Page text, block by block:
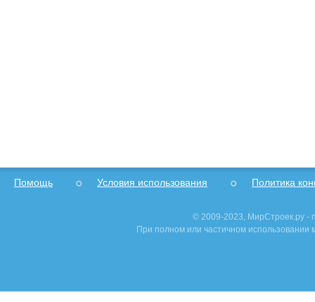
Помощь Условия использования Политика
© 2009-2023, МирСтроек.ру -
При полном или частичном использовании